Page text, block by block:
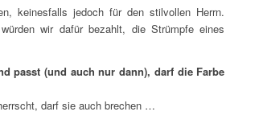
keinesfalls jedoch für den stilvollen Herrn.
wir dafür bezahlt, die Strümpfe eines
passt (und auch nur dann), darf die Farbe
darf sie auch brechen …